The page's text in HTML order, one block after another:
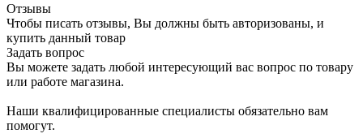
Отзывы
Чтобы писать отзывы, Вы должны быть авторизованы, и
купить данный товар
Задать вопрос
Вы можете задать любой интересующий вас вопрос по товару
или работе магазина.
Наши квалифицированные специалисты обязательно вам
помогут.